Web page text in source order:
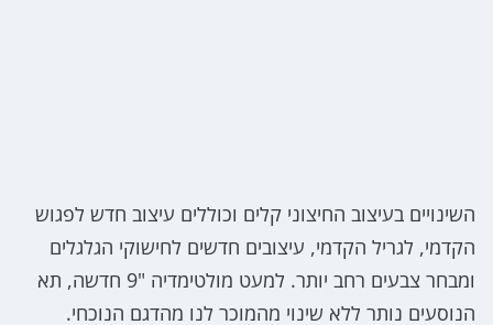
השינויים בעיצוב החיצוני קלים וכוללים עיצוב חדש לפגוש
הקדמי, לגריל הקדמי, עיצובים חדשים לחישוקי הגלגלים
ומבחר צבעים רחב יותר. למעט מולטימדיה "9 חדשה, תא
הנוסעים נותר ללא שינוי מהמוכר לנו מהדגם הנוכחי.